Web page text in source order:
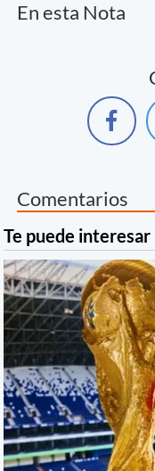
En esta Nota
Comentarios